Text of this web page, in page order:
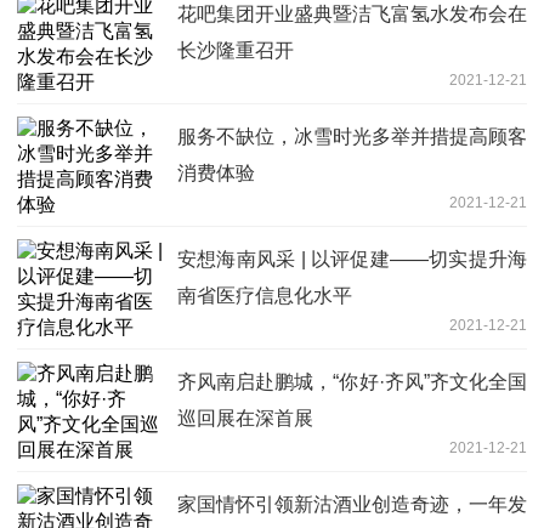
花吧集团开业盛典暨洁飞富氢水发布会在
长沙隆重召开
2021-12-21
服务不缺位，冰雪时光多举并措提高顾客
消费体验
2021-12-21
安想海南风采 | 以评促建——切实提升海
南省医疗信息化水平
2021-12-21
齐风南启赴鹏城，“你好·齐风”齐文化全国
巡回展在深首展
2021-12-21
家国情怀引领新沽酒业创造奇迹，一年发